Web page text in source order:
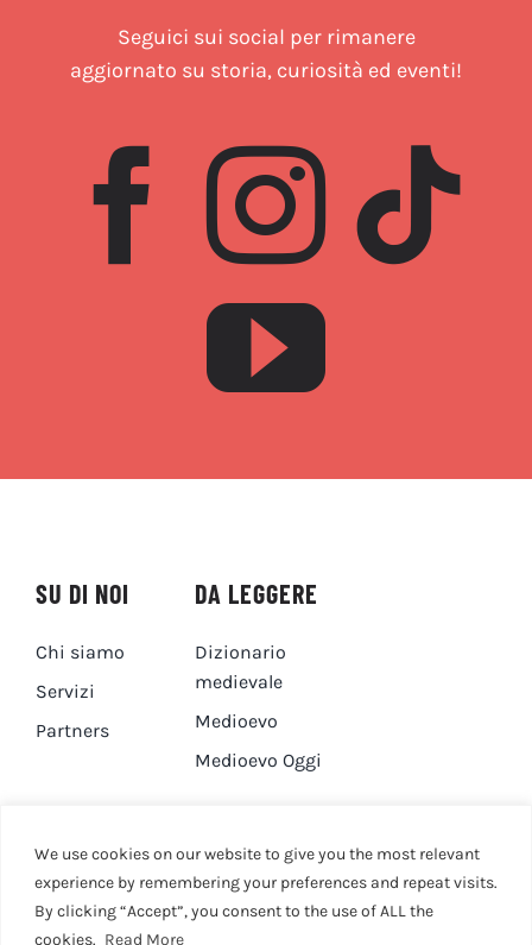
We use cookies on our website to give you the most relevant
experience by remembering your preferences and repeat visits.
By clicking “Accept”, you consent to the use of ALL the
cookies. Read More
Seguici sui social per rimanere
aggiornato su storia, curiosità ed eventi!
SU DI NOI
Chi siamo
Servizi
Partners
DA LEGGERE
Dizionario
medievale
Medioevo
Medioevo Oggi
DA GUARDARE
Canale YouTube
CONTATTI
Contatti